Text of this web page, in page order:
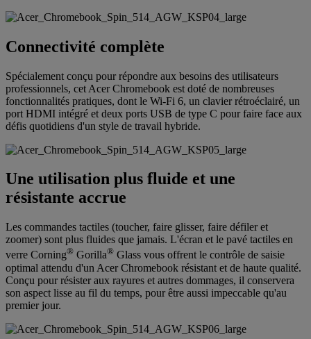
Connectivité complète
Spécialement conçu pour répondre aux besoins des utilisateurs
professionnels, cet Acer Chromebook est doté de nombreuses
fonctionnalités pratiques, dont le Wi-Fi 6, un clavier rétroéclairé, un
port HDMI intégré et deux ports USB de type C pour faire face aux
défis quotidiens d'un style de travail hybride.
Une utilisation plus fluide et une
résistante accrue
Les commandes tactiles (toucher, faire glisser, faire défiler et
zoomer) sont plus fluides que jamais. L'écran et le pavé tactiles en
verre Corning® Gorilla® Glass vous offrent le contrôle de saisie
optimal attendu d'un Acer Chromebook résistant et de haute qualité.
Conçu pour résister aux rayures et autres dommages, il conservera
son aspect lisse au fil du temps, pour être aussi impeccable qu'au
premier jour.